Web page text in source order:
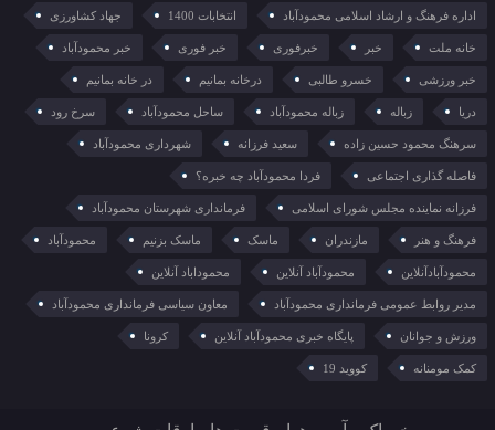
اداره فرهنگ و ارشاد اسلامی محمودآباد انتخابات 1400 جهاد کشاورزی
خانه ملت خبر خبرفوری خبر فوری خبر محمودآباد
خبر ورزشی خسرو طالبی درخانه بمانیم در خانه بمانیم
دریا زباله زباله محمودآباد ساحل محمودآباد سرخ رود
سرهنگ محمود حسین زاده سعید فرزانه شهرداری محمودآباد
فاصله گذاری اجتماعی فردا محمودآباد چه خبره؟
فرزانه نماینده مجلس شورای اسلامی فرمانداری شهرستان محمودآباد
فرهنگ و هنر مازندران ماسک ماسک بزنیم محمودآباد
محمودآبادآنلاین محمودآباد آنلاین محموداباد آنلاین
مدیر روابط عمومی فرمانداری محمودآباد معاون سیاسی فرمانداری محمودآباد
ورزش و جوانان پایگاه خبری محمودآباد آنلاین کرونا
کمک مومنانه کووید 19